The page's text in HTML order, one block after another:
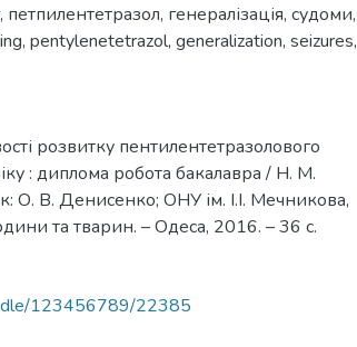
, петпилентетразол, генералізація, судоми,
, pentylenetetrazol, generalization, seizures,
розвитку пентилентетразолового
: диплома робота бакалавра / Н. М.
О. В. Денисенко; ОНУ ім. І.І. Мечникова,
та тварин. – Одеса, 2016. – 36 с.
123456789/22385